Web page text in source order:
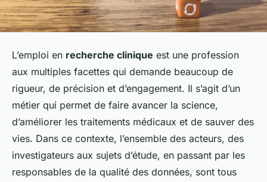
L’emploi en recherche clinique est une profession
aux multiples facettes qui demande beaucoup de
rigueur, de précision et d’engagement. Il s’agit d’un
métier qui permet de faire avancer la science,
d’améliorer les traitements médicaux et de sauver des
vies. Dans ce contexte, l’ensemble des acteurs, des
investigateurs aux sujets d’étude, en passant par les
responsables de la qualité des données, sont tous